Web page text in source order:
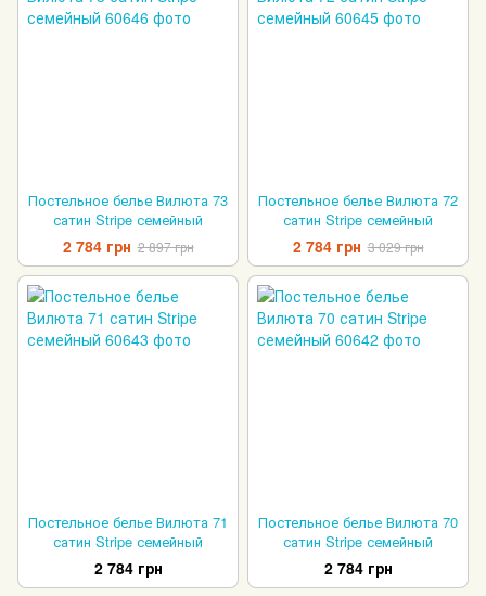
Постельное белье Вилюта 73
сатин Stripe семейный
2 784 грн 2 897 грн
Постельное белье Вилюта 72
сатин Stripe семейный
2 784 грн 3 029 грн
Постельное белье Вилюта 71
сатин Stripe семейный
2 784 грн
Постельное белье Вилюта 70
сатин Stripe семейный
2 784 грн